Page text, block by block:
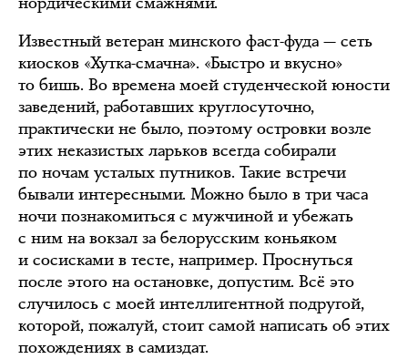
Известный ветеран минского фаст-фуда — сеть
киосков «Хутка-смачна». «Быстро и вкусно»
то бишь. Во времена моей студенческой юности
заведений, работавших круглосуточно,
практически не было, поэтому островки возле
этих неказистых ларьков всегда собирали
по ночам усталых путников. Такие встречи
бывали интересными. Можно было в три часа
ночи познакомиться с мужчиной и убежать
с ним на вокзал за белорусским коньяком
и сосисками в тесте, например. Проснуться
после этого на остановке, допустим. Всё это
случилось с моей интеллигентной подругой,
которой, пожалуй, стоит самой написать об этих
похождениях в самиздат.